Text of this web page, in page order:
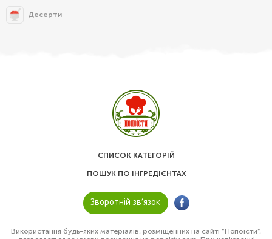
Десерти
СПИСОК КАТЕГОРІЙ
ПОШУК ПО ІНГРЕДІЄНТАХ
Зворотній зв’язок
Використання будь-яких матеріалів, розміщенних на сайті “Попоїсти”,